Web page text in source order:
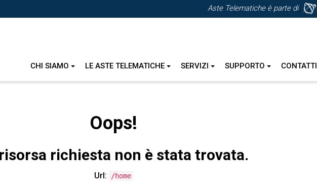
Aste Telematiche è parte di
CHI SIAMO LE ASTE TELEMATICHE SERVIZI SUPPORTO CONTATTI
Oops!
richiesta non è stata trovata.
Url: /home